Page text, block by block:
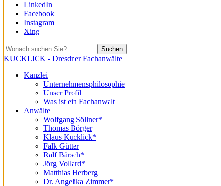
LinkedIn
Facebook
Instagram
Xing
Suchen
KUCKLICK - Dresdner Fachanwälte
Kanzlei
Unternehmensphilosophie
Unser Profil
Was ist ein Fachanwalt
Anwälte
Wolfgang Söllner*
Thomas Börger
Klaus Kucklick*
Falk Gütter
Ralf Bärsch*
Jörg Vollard*
Matthias Herberg
Dr. Angelika Zimmer*